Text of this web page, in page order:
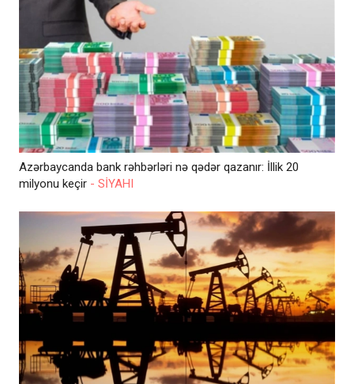
Azərbaycanda bank rəhbərləri nə qədər qazanır: İllik 20
milyonu keçir - SİYAHI